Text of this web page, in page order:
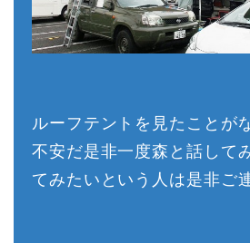
ルーフテントを見たことが
不安だ是非一度森と話して
てみたいという人は是非ご